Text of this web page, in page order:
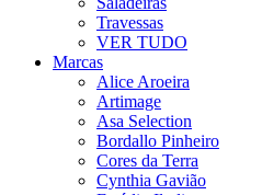
Travessas
VER TUDO
Marcas
Alice Aroeira
Artimage
Asa Selection
Bordallo Pinheiro
Cores da Terra
Cynthia Gavião